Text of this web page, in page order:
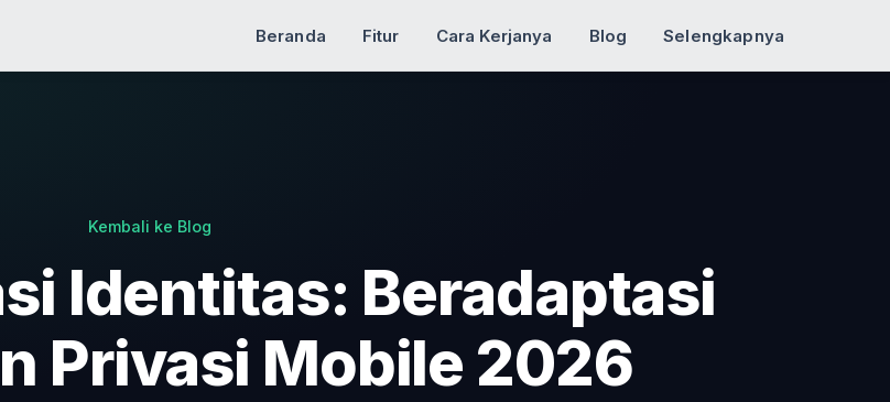
Beranda Fitur Cara Kerjanya Blog Selengkapnya
Kembali ke Blog
Identitas: Beradaptasi
Privasi Mobile 2026